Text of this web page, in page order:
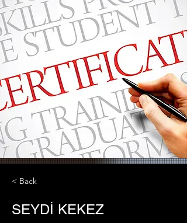
< Back
SEYDİ KEKEZ